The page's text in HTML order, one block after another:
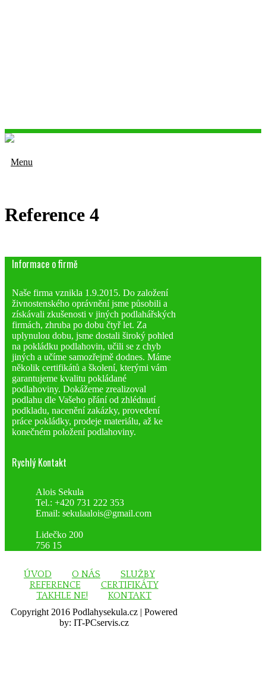
Menu
Reference 4
Informace o firmě
Naše firma vznikla 1.9.2015. Do založení
živnostenského oprávnění jsme působili a
získávali zkušenosti v jiných podlahářských
firmách, zhruba po dobu čtyř let. Za
uplynulou dobu, jsme dostali široký pohled
na pokládku podlahovin, učili se z chyb
jiných a učíme samozřejmě dodnes. Máme
několik certifikátů a školení, kterými vám
garantujeme kvalitu pokládané
podlahoviny. Dokážeme zrealizoval
podlahu dle Vašeho přání od zhlédnutí
podkladu, nacenění zakázky, provedení
práce pokládky, prodeje materiálu, až ke
konečném položení podlahoviny.
Rychlý Kontakt
Alois Sekula
Tel.: +420 731 222 353
Email: sekulaalois@gmail.com
Lidečko 200
756 15
ÚVOD O NÁS
SLUŽBY
REFERENCE
CERTIFIKÁTY
TAKHLE NE!
KONTAKT
Copyright 2016 Podlahysekula.cz | Powered
by: IT-PCservis.cz